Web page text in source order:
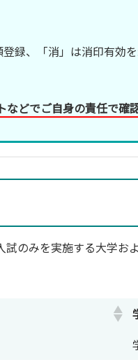
録、「消」は消印有効を
どでご自身の責任で確
のみを実施する大学お